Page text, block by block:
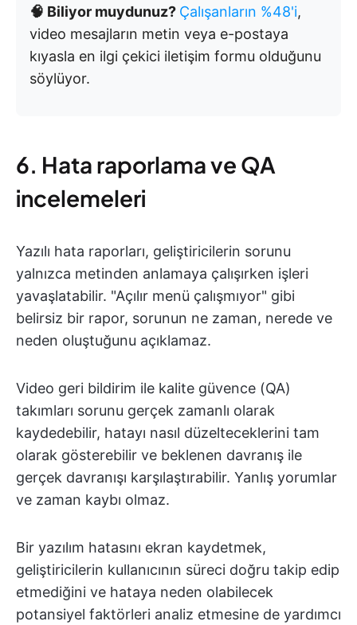
🧠 Biliyor muydunuz? Çalışanların %48'i,
video mesajların metin veya e-postaya
kıyasla en ilgi çekici iletişim formu olduğunu
söylüyor.
6. Hata raporlama ve QA
incelemeleri
Yazılı hata raporları, geliştiricilerin sorunu
yalnızca metinden anlamaya çalışırken işleri
yavaşlatabilir. "Açılır menü çalışmıyor" gibi
belirsiz bir rapor, sorunun ne zaman, nerede ve
neden oluştuğunu açıklamaz.
Video geri bildirim ile kalite güvence (QA)
takımları sorunu gerçek zamanlı olarak
kaydedebilir, hatayı nasıl düzelteceklerini tam
olarak gösterebilir ve beklenen davranış ile
gerçek davranışı karşılaştırabilir. Yanlış yorumlar
ve zaman kaybı olmaz.
Bir yazılım hatasını ekran kaydetmek,
geliştiricilerin kullanıcının süreci doğru takip edip
etmediğini ve hataya neden olabilecek
potansiyel faktörleri analiz etmesine de yardımcı